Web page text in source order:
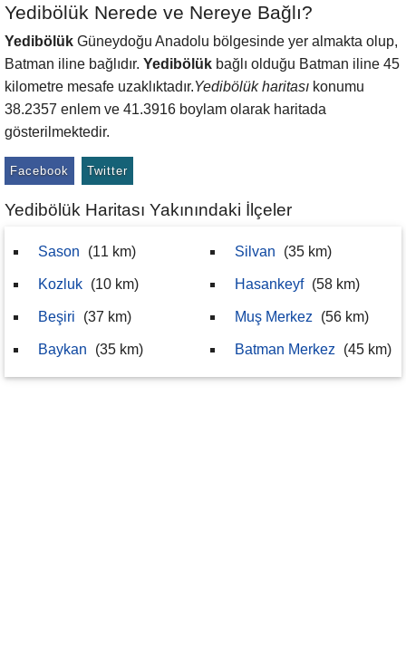
Yedibölük Nerede ve Nereye Bağlı?
Yedibölük Güneydoğu Anadolu bölgesinde yer almakta olup,
Batman iline bağlıdır. Yedibölük bağlı olduğu Batman iline 45
kilometre mesafe uzaklıktadır.Yedibölük haritası konumu
38.2357 enlem ve 41.3916 boylam olarak haritada
gösterilmektedir.
Facebook Twitter
Yedibölük Haritası Yakınındaki İlçeler
Sason (11 km)
Kozluk (10 km)
Beşiri (37 km)
Baykan (35 km)
Silvan (35 km)
Hasankeyf (58 km)
Muş Merkez (56 km)
Batman Merkez (45 km)